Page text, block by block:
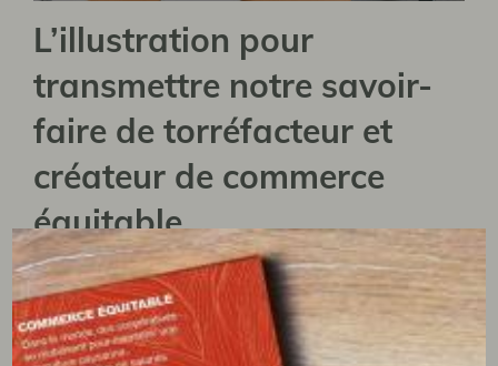
L’illustration pour
transmettre notre savoir-
faire de torréfacteur et
créateur de commerce
équitable
Notre graphiste Clémence a élaboré une série
d’illustrations uniques pour incarner le savoir-faire
autour du café, du cacao, du thé, …. Ces visuels
évoquent, entre autres, les producteurs qui cultivent et